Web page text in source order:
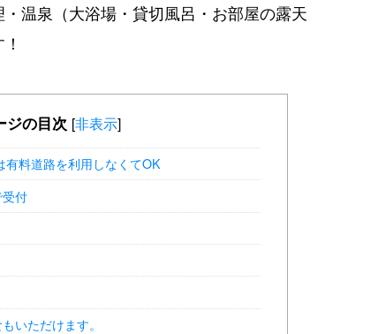
温泉（大浴場・貸切風呂・お部屋の露天
ジの目次 [非表示]
有料道路を利用しなくてOK
付
いただけます。